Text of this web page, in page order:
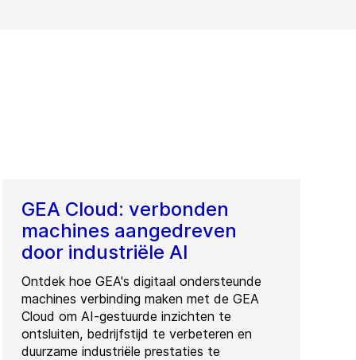
GEA Cloud: verbonden
machines aangedreven
door industriële AI
Ontdek hoe GEA's digitaal ondersteunde
machines verbinding maken met de GEA
Cloud om AI-gestuurde inzichten te
ontsluiten, bedrijfstijd te verbeteren en
duurzame industriële prestaties te